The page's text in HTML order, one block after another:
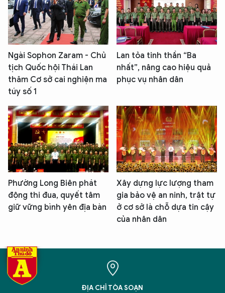
Ngài Sophon Zaram - Chủ
tịch Quốc hội Thái Lan
thăm Cơ sở cai nghiện ma
túy số 1
Lan tỏa tinh thần “Ba
nhất”, nâng cao hiệu quả
phục vụ nhân dân
Phường Long Biên phát
động thi đua, quyết tâm
giữ vững bình yên địa bàn
Xây dựng lực lượng tham
gia bảo vệ an ninh, trật tự
ở cơ sở là chỗ dựa tin cậy
của nhân dân
ĐỊA CHỈ TÒA SOẠN